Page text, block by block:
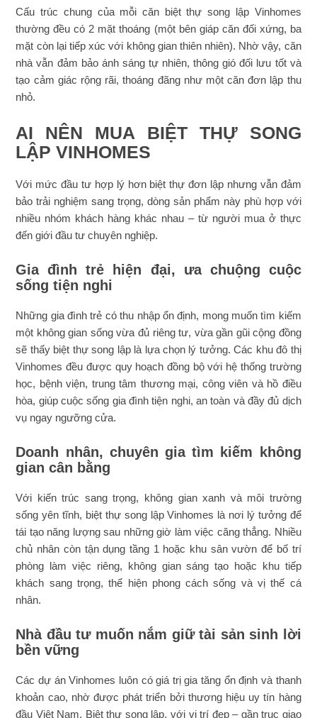
Cấu trúc chung của mỗi căn biệt thự song lập Vinhomes
thường đều có 2 mặt thoáng (một bên giáp căn đối xứng, ba
mặt còn lại tiếp xúc với không gian thiên nhiên). Nhờ vậy, căn
nhà vẫn đảm bảo ánh sáng tự nhiên, thông gió đối lưu tốt và
tạo cảm giác rộng rãi, thoáng đãng như một căn đơn lập thu
nhỏ.
AI NÊN MUA BIỆT THỰ SONG
LẬP VINHOMES
Với mức đầu tư hợp lý hơn biệt thự đơn lập nhưng vẫn đảm
bảo trải nghiệm sang trọng, dòng sản phẩm này phù hợp với
nhiều nhóm khách hàng khác nhau – từ người mua ở thực
đến giới đầu tư chuyên nghiệp.
Gia đình trẻ hiện đại, ưa chuộng cuộc
sống tiện nghi
Những gia đình trẻ có thu nhập ổn định, mong muốn tìm kiếm
một không gian sống vừa đủ riêng tư, vừa gần gũi cộng đồng
sẽ thấy biệt thự song lập là lựa chọn lý tưởng. Các khu đô thị
Vinhomes đều được quy hoạch đồng bộ với hệ thống trường
học, bệnh viện, trung tâm thương mại, công viên và hồ điều
hòa, giúp cuộc sống gia đình tiện nghi, an toàn và đầy đủ dịch
vụ ngay ngưỡng cửa.
Doanh nhân, chuyên gia tìm kiếm không
gian cân bằng
Với kiến trúc sang trọng, không gian xanh và môi trường
sống yên tĩnh, biệt thự song lập Vinhomes là nơi lý tưởng để
tái tạo năng lượng sau những giờ làm việc căng thẳng. Nhiều
chủ nhân còn tận dụng tầng 1 hoặc khu sân vườn để bố trí
phòng làm việc riêng, không gian sáng tạo hoặc khu tiếp
khách sang trọng, thể hiện phong cách sống và vị thế cá
nhân.
Nhà đầu tư muốn nắm giữ tài sản sinh lời
bền vững
Các dự án Vinhomes luôn có giá trị gia tăng ổn định và thanh
khoản cao, nhờ được phát triển bởi thương hiệu uy tín hàng
đầu Việt Nam. Biệt thự song lập, với vị trí đẹp – gần trục giao